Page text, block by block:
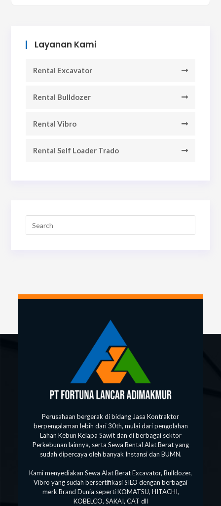
Layanan Kami
Rental Excavator
Rental Bulldozer
Rental Vibro
Rental Self Loader Trado
Perusahaan bergerak di bidang Jasa Kontraktor
berpengalaman lebih dari 30th, mulai dari pengolahan
Lahan Kebun Kelapa Sawit dan di berbagai sektor
Perkebunan lainnya, serta Sewa Rental Alat Berat yang
sudah dipercaya oleh banyak Instansi dan BUMN.
Kami menyediakan Sewa Alat Berat Excavator, Bulldozer,
Vibro yang sudah bersertifikasi SILO dengan berbagai
merk Brand Dunia seperti KOMATSU, HITACHI,
KOBELCO, SAKAI, CAT dll